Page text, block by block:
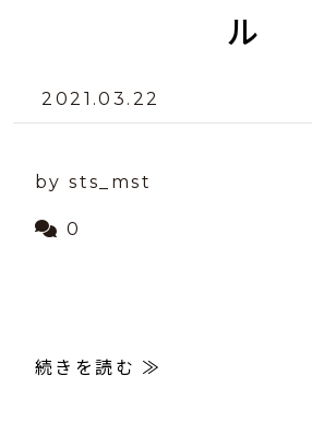
ル
2021.03.22
by sts_mst
0
続きを読む ≫